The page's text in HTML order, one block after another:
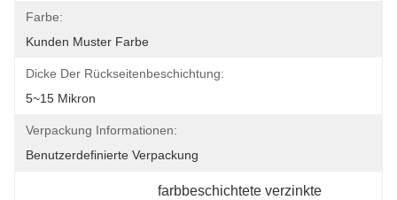
Farbe:
Kunden Muster Farbe
Dicke Der Rückseitenbeschichtung:
5~15 Mikron
Verpackung Informationen:
Benutzerdefinierte Verpackung
farbbeschichtete verzinkte